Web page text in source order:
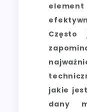
Często
jakie
dany